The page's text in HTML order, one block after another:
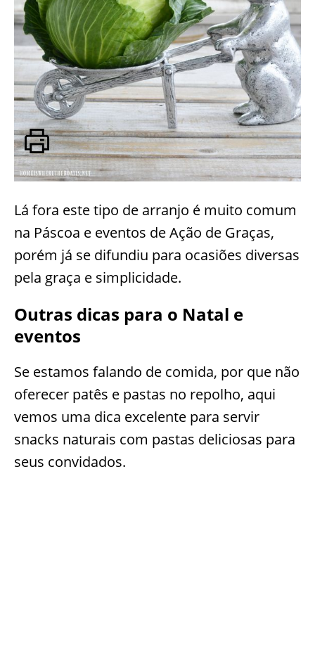
Lá fora este tipo de arranjo é muito comum
na Páscoa e eventos de Ação de Graças,
porém já se difundiu para ocasiões diversas
pela graça e simplicidade.
Outras dicas para o Natal e
eventos
Se estamos falando de comida, por que não
oferecer patês e pastas no repolho, aqui
vemos uma dica excelente para servir
snacks naturais com pastas deliciosas para
seus convidados.